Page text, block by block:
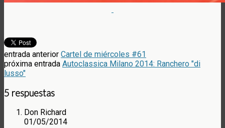
entrada anterior Cartel de miércoles #61
próxima entrada Autoclassica Milano 2014: Ranchero "di
lusso"
5 respuestas
Don Richard
01/05/2014